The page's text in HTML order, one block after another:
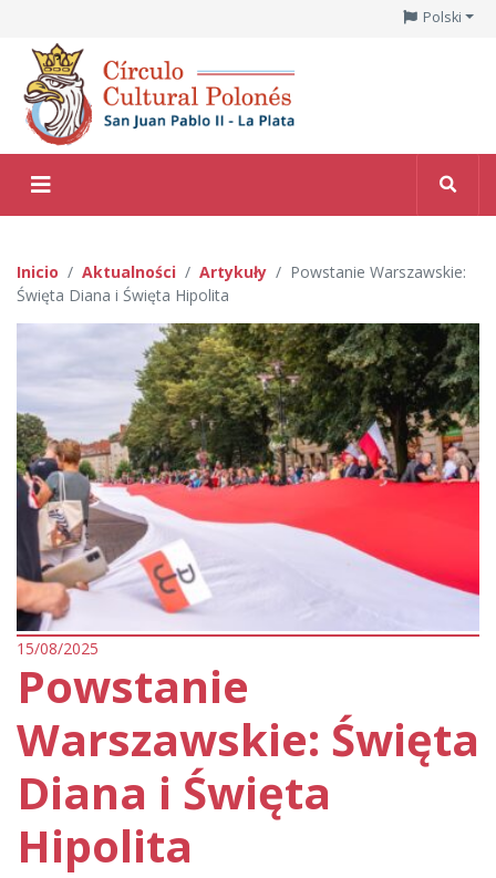
Polski
Inicio Aktualności Artykuły
Powstanie Warszawskie:
Święta Diana i Święta Hipolita
15/08/2025
Powstanie
Warszawskie: Święta
Diana i Święta
Hipolita